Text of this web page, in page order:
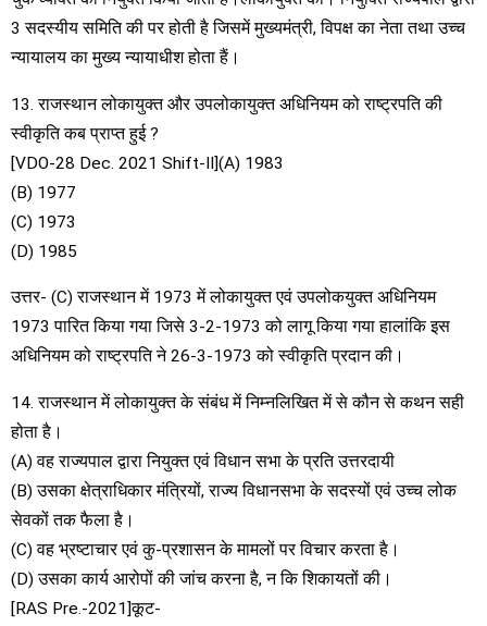
3 सदस्यीय समिति की पर होती है जिसमें मुख्यमंत्री, विपक्ष का नेता तथा उच्च
न्यायालय का मुख्य न्यायाधीश होता हैं।
13. राजस्थान लोकायुक्त और उपलोकायुक्त अधिनियम को राष्ट्रपति की
स्वीकृति कब प्राप्त हुई ?
[VDO-28 Dec. 2021 Shift-II](A) 1983
(B) 1977
(C) 1973
(D) 1985
उत्तर- (C) राजस्थान में 1973 में लोकायुक्त एवं उपलोकयुक्त अधिनियम
1973 पारित किया गया जिसे 3-2-1973 को लागू किया गया हालांकि इस
अधिनियम को राष्ट्रपति ने 26-3-1973 को स्वीकृति प्रदान की।
14. राजस्थान में लोकायुक्त के संबंध में निम्नलिखित में से कौन से कथन सही
होता है।
(A) वह राज्यपाल द्वारा नियुक्त एवं विधान सभा के प्रति उत्तरदायी
(B) उसका क्षेत्राधिकार मंत्रियों, राज्य विधानसभा के सदस्यों एवं उच्च लोक
सेवकों तक फैला है।
(C) वह भ्रष्टाचार एवं कु-प्रशासन के मामलों पर विचार करता है।
(D) उसका कार्य आरोपों की जांच करना है, न कि शिकायतों की।
[RAS Pre.-2021]कूट-